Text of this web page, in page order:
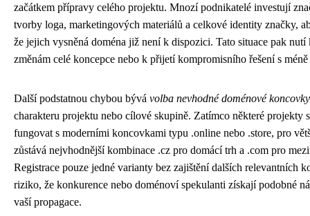
začátkem přípravy celého projektu. Mnozí podnikatelé investují
tvorby loga, marketingových materiálů a celkové identity značky,
že jejich vysněná doména již není k dispozici. Tato situace pak
změnám celé koncepce nebo k přijetí kompromisního řešení s
Další podstatnou chybou bývá volba nevhodné doménové koncovky
charakteru projektu nebo cílové skupině. Zatímco některé projekty
fungovat s moderními koncovkami typu .online nebo .store, pro
zůstává nejvhodnější kombinace .cz pro domácí trh a .com pro
Registrace pouze jedné varianty bez zajištění dalších relevantních
riziko, že konkurence nebo doménoví spekulanti získají podobné
vaší propagace.